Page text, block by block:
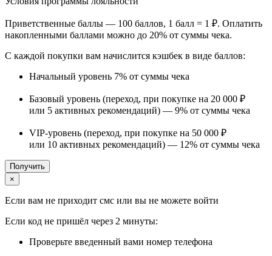
Приветственные баллы — 100 баллов, 1 балл = 1 ₽. Оплатить
накопленными баллами можно до 20% от суммы чека.
С каждой покупки вам начислится кэшбек в виде баллов:
Начальный уровень 7% от суммы чека
Базовый уровень (переход, при покупке на 20 000 ₽
или 5 активных рекомендаций) — 9% от суммы чека
VIP-уровень (переход, при покупке на 50 000 ₽
или 10 активных рекомендаций) — 12% от суммы чека
Получить
×
Если вам не приходит смс или вы не можете войти
Если код не пришёл через 2 минуты:
Проверьте введенный вами номер телефона